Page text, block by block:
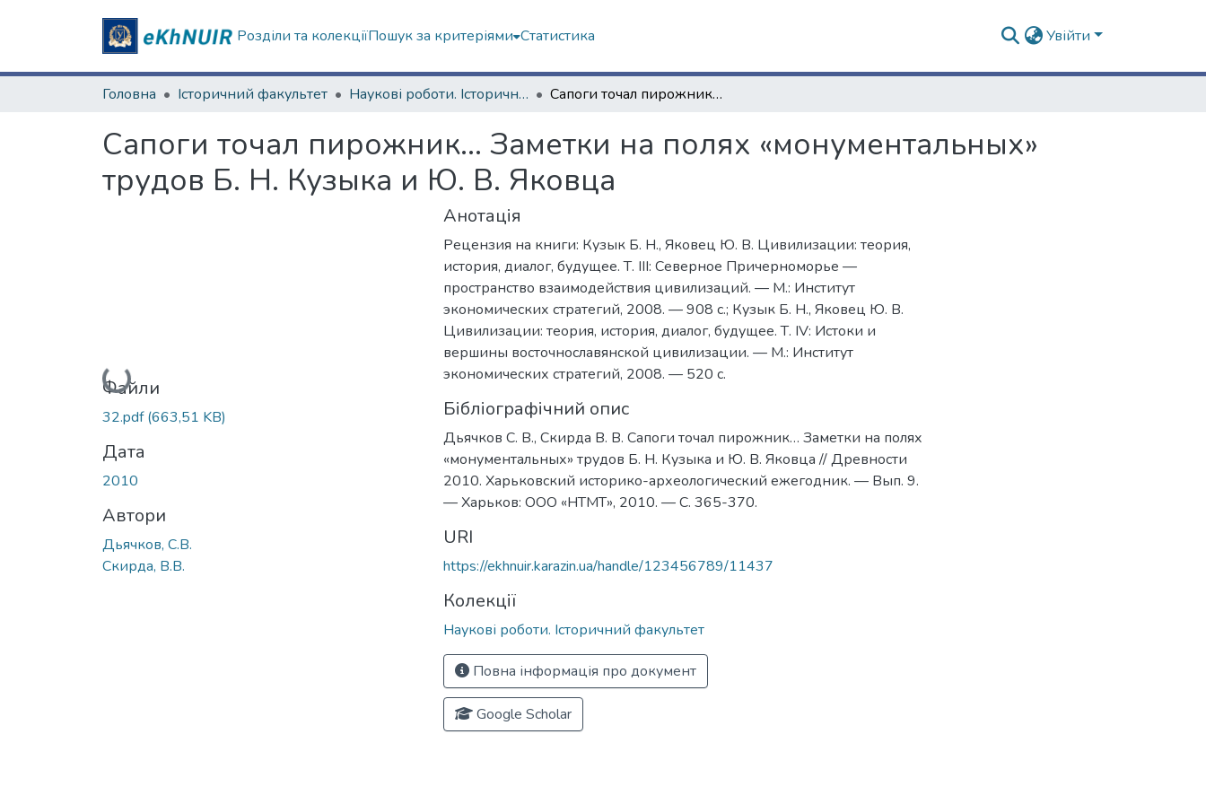
Розділи та колекціїПошук за критеріями Статистика Увійти
Головна Історичний факультет Наукові роботи. Історичний факультет Сапоги точал пирожник… Заметки на полях «монументальных» трудов Б. Н. Кузыка и Ю. В. Яковца
Сапоги точал пирожник… Заметки на полях «монументальных»
трудов Б. Н. Кузыка и Ю. В. Яковца
Вантажиться...
Файли
32.pdf(663,51 KB)
Дата
2010
Автори
Дьячков, С.В.
Скирда, В.В.
Анотація
Рецензия на книги: Кузык Б. Н., Яковец Ю. В. Цивилизации: теория,
история, диалог, будущее. Т. III: Северное Причерноморье —
пространство взаимодействия цивилизаций. — М.: Институт
экономических стратегий, 2008. — 908 с.; Кузык Б. Н., Яковец Ю. В.
Цивилизации: теория, история, диалог, будущее. Т. IV: Истоки и
вершины восточнославянской цивилизации. — М.: Институт
экономических стратегий, 2008. — 520 с.
Бібліографічний опис
Дьячков С. В., Скирда В. В. Сапоги точал пирожник… Заметки на полях
«монументальных» трудов Б. Н. Кузыка и Ю. В. Яковца // Древности
2010. Харьковский историко-археологический ежегодник. — Вып. 9.
— Харьков: ООО «НТМТ», 2010. — C. 365-370.
URI
https://ekhnuir.karazin.ua/handle/123456789/11437
Колекції
Наукові роботи. Історичний факультет
Повна інформація про документ
Google Scholar